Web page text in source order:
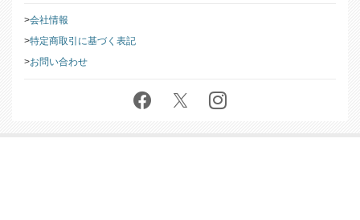
会社情報
特定商取引に基づく表記
お問い合わせ